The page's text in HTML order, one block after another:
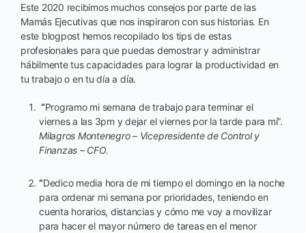
Este 2020 recibimos muchos consejos por parte de las
Mamás Ejecutivas que nos inspiraron con sus historias. En
este blogpost hemos recopilado los tips de estas
profesionales para que puedas demostrar y administrar
hábilmente tus capacidades para lograr la productividad en
tu trabajo o en tu día a día.
“Programo mi semana de trabajo para terminar el
viernes a las 3pm y dejar el viernes por la tarde para mí”.
Milagros Montenegro – Vicepresidente de Control y
Finanzas – CFO.
“Dedico media hora de mi tiempo el domingo en la noche
para ordenar mi semana por prioridades, teniendo en
cuenta horarios, distancias y cómo me voy a movilizar
para hacer el mayor número de tareas en el menor